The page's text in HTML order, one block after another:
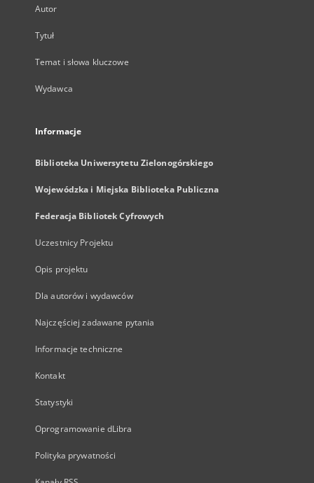
Autor
Tytuł
Temat i słowa kluczowe
Wydawca
Informacje
Biblioteka Uniwersytetu Zielonogórskiego
Wojewódzka i Miejska Biblioteka Publiczna
Federacja Bibliotek Cyfrowych
Uczestnicy Projektu
Opis projektu
Dla autorów i wydawców
Najczęściej zadawane pytania
Informacje techniczne
Kontakt
Statystyki
Oprogramowanie dLibra
Polityka prywatności